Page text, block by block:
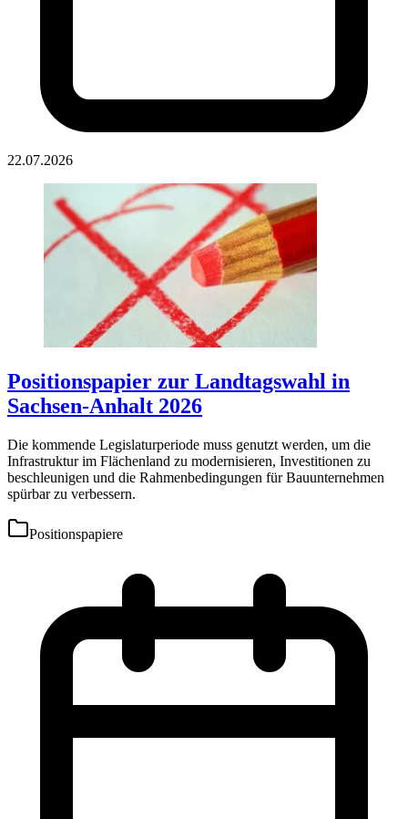
22.07.2026
Positionspapier zur Landtagswahl in
Sachsen-Anhalt 2026
Die kommende Legislaturperiode muss genutzt werden, um die
Infrastruktur im Flächenland zu modernisieren, Investitionen zu
beschleunigen und die Rahmenbedingungen für Bauunternehmen
spürbar zu verbessern.
Positionspapiere